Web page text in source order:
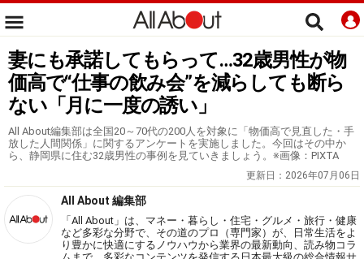
妻にも承諾してもらって…32歳男性が物
価高で“仕事の飲み会”を減らしても断ら
ない「月に一度の誘い」
All About編集部は全国20～70代の200人を対象に「物価高で見直した・手
放した人間関係」に関するアンケートを実施しました。今回はその中か
ら、静岡県に住む32歳男性の事例を見ていきましょう。※画像：PIXTA
更新日： 2026年07月06日
All About 編集部
「All About」は、マネー・暮らし・住宅・グルメ・旅行・健康
など多彩な分野で、その道のプロ（専門家）が、日常生活をよ
り豊かに快適にするノウハウから業界の最新動向、読み物コラ